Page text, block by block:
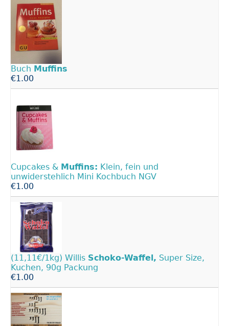
Buch Muffins
€1.00
Cupcakes & Muffins: Klein, fein und
unwiderstehlich Mini Kochbuch NGV
€1.00
(11,11€/1kg) Willis Schoko-Waffel, Super Size,
Kuchen, 90g Packung
€1.00